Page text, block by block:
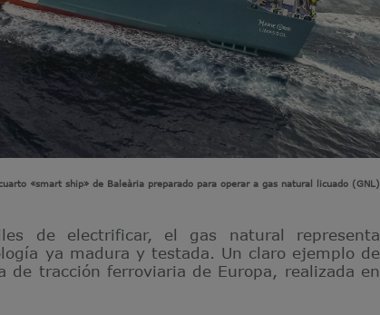
«smart ship» de Baleària preparado para operar a gas natural licuado (GNL)
de electrificar, el gas natural representa
ya madura y testada. Un claro ejemplo de
tracción ferroviaria de Europa, realizada en